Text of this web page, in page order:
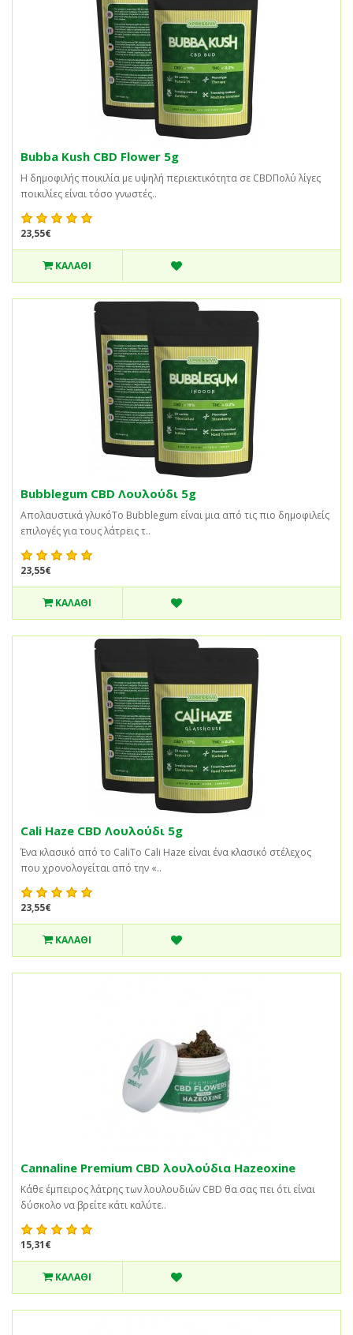
Bubba Kush CBD Flower 5g
Η δημοφιλής ποικιλία με υψηλή περιεκτικότητα σε CBDΠολύ λίγες
ποικιλίες είναι τόσο γνωστές..
23,55€
ΚΑΛΆΘΙ
Bubblegum CBD Λουλούδι 5g
Απολαυστικά γλυκόΤο Bubblegum είναι μια από τις πιο δημοφιλείς
επιλογές για τους λάτρεις τ..
23,55€
ΚΑΛΆΘΙ
Cali Haze CBD Λουλούδι 5g
Ένα κλασικό από το CaliΤο Cali Haze είναι ένα κλασικό στέλεχος
που χρονολογείται από την «..
23,55€
ΚΑΛΆΘΙ
Cannaline Premium CBD λουλούδια Hazeoxine
Κάθε έμπειρος λάτρης των λουλουδιών CBD θα σας πει ότι είναι
δύσκολο να βρείτε κάτι καλύτε..
15,31€
ΚΑΛΆΘΙ